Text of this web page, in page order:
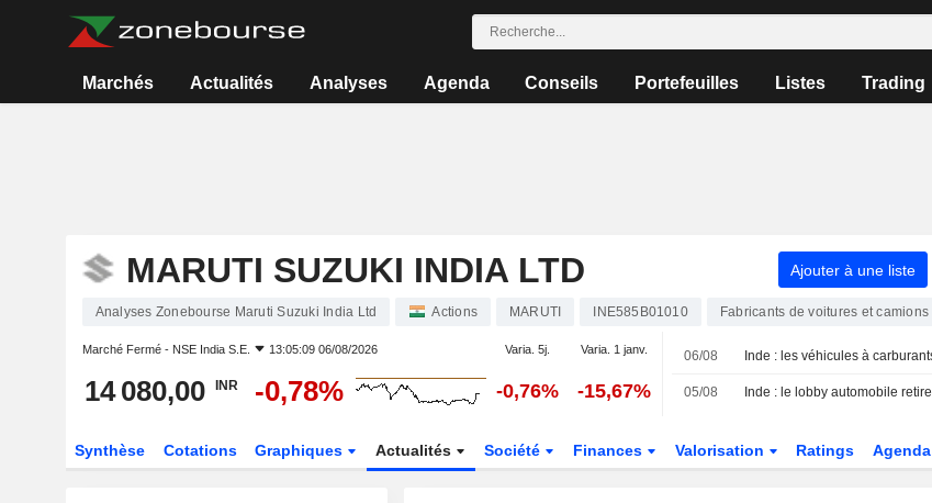
Marchés Actualités Analyses Agenda Conseils Portefeuilles Listes Trading
MARUTI SUZUKI INDIA LTD Ajouter à une liste
Analyses Zonebourse Maruti Suzuki India Ltd Actions MARUTI INE585B01010 Fabricants de voitures et camions
Marché Fermé - NSE India S.E. 13:05:09 06/08/2026 Varia. 5j. Varia. 1 janv.
14 080,00 INR -0,78% -0,76% -15,67%
06/08
05/08
Synthèse Cotations Graphiques Actualités Société Finances Valorisation Ratings Agenda